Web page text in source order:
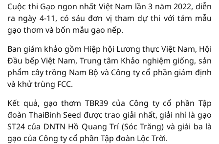
Cuộc thi Gạo ngon nhất Việt Nam lần 3 năm 2022, diễn
ra ngày 4-11, có sáu đơn vị tham dự thi với tám mẫu
gạo thơm và bốn mẫu gạo nếp.
Ban giám khảo gồm Hiệp hội Lương thực Việt Nam, Hội
Đầu bếp Việt Nam, Trung tâm Khảo nghiệm giống, sản
phẩm cây trồng Nam Bộ và Công ty cổ phần giám định
và khử trùng FCC.
Kết quả, gạo thơm TBR39 của Công ty cổ phần Tập
đoàn ThaiBinh Seed được trao giải nhất, giải nhì là gạo
ST24 của DNTN Hồ Quang Trí (Sóc Trăng) và giải ba là
gạo của Công ty cổ phần Tập đoàn Lộc Trời.